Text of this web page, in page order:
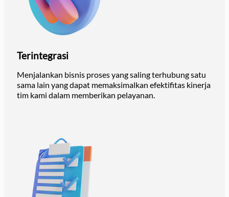
Terintegrasi
Menjalankan bisnis proses yang saling terhubung satu
sama lain yang dapat memaksimalkan efektifitas kinerja
tim kami dalam memberikan pelayanan.